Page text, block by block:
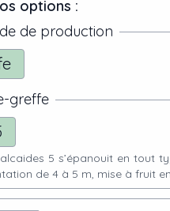
options :
de production
greffe
5 s’épanouit en tout
de 4 à 5 m, mise à fruit